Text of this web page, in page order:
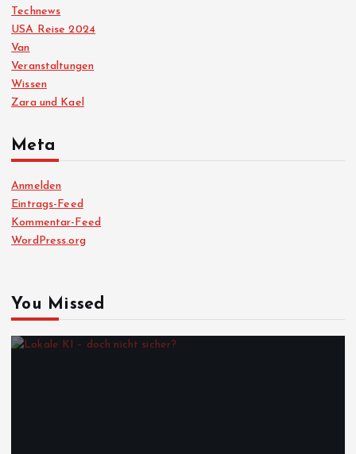
Technews
USA Reise 2024
Van
Veranstaltungen
Wissen
Zara und Kael
Meta
Anmelden
Eintrags-Feed
Kommentar-Feed
WordPress.org
You Missed